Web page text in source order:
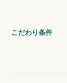
こだわり条件